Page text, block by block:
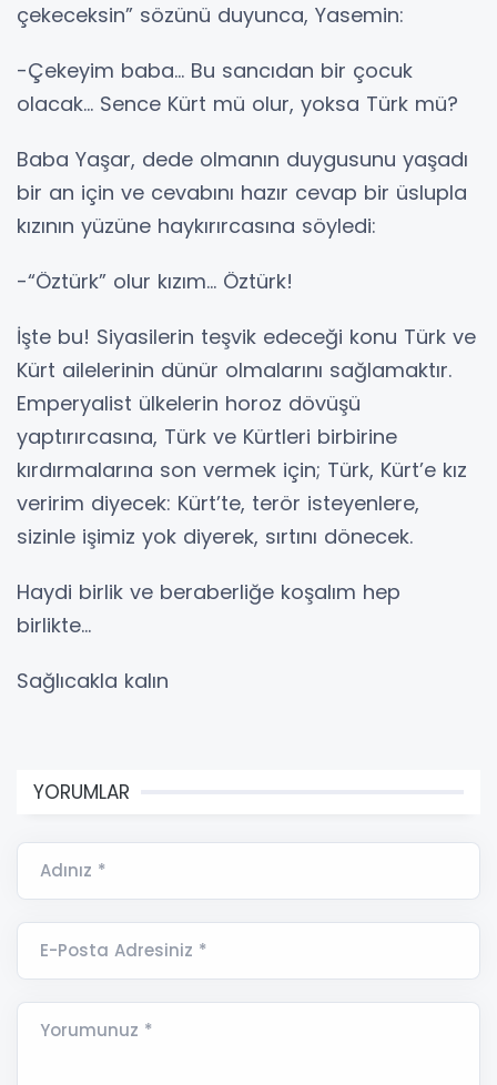
çekeceksin” sözünü duyunca, Yasemin:
-Çekeyim baba… Bu sancıdan bir çocuk
olacak… Sence Kürt mü olur, yoksa Türk mü?
Baba Yaşar, dede olmanın duygusunu yaşadı
bir an için ve cevabını hazır cevap bir üslupla
kızının yüzüne haykırırcasına söyledi:
-“Öztürk” olur kızım… Öztürk!
İşte bu! Siyasilerin teşvik edeceği konu Türk ve
Kürt ailelerinin dünür olmalarını sağlamaktır.
Emperyalist ülkelerin horoz dövüşü
yaptırırcasına, Türk ve Kürtleri birbirine
kırdırmalarına son vermek için; Türk, Kürt’e kız
veririm diyecek: Kürt’te, terör isteyenlere,
sizinle işimiz yok diyerek, sırtını dönecek.
Haydi birlik ve beraberliğe koşalım hep
birlikte…
Sağlıcakla kalın
YORUMLAR
Adınız *
E-Posta Adresiniz *
Yorumunuz *